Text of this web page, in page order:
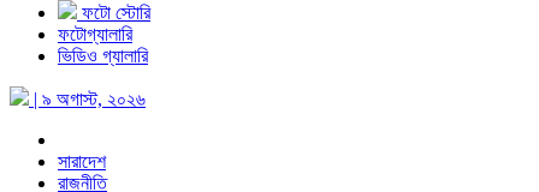
ফটো স্টোরি
ফটোগ্যালারি
ভিডিও গ্যালারি
| ৯ অগাস্ট, ২০২৬
সারাদেশ
রাজনীতি